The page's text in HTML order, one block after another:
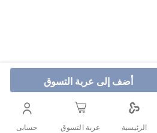
أضف إلى عربة التسوق
الرئيسية عربة التسوق حسابى